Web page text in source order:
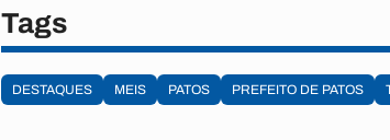
Tags
DESTAQUES MEIS PATOS PREFEITO DE PATOS